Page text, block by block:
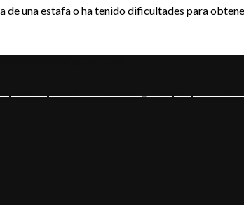
de una estafa o ha tenido dificultades para